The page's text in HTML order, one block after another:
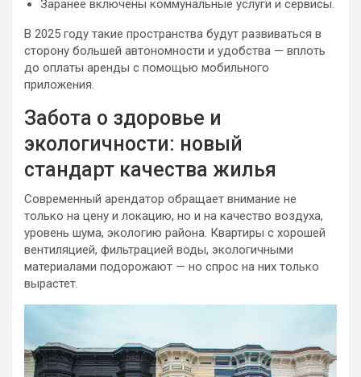
Заранее включены коммунальные услуги и сервисы.
В 2025 году такие пространства будут развиваться в
сторону большей автономности и удобства — вплоть
до оплаты аренды с помощью мобильного
приложения.
Забота о здоровье и
экологичности: новый
стандарт качества жилья
Современный арендатор обращает внимание не
только на цену и локацию, но и на качество воздуха,
уровень шума, экологию района. Квартиры с хорошей
вентиляцией, фильтрацией воды, экологичными
материалами подорожают — но спрос на них только
вырастет.